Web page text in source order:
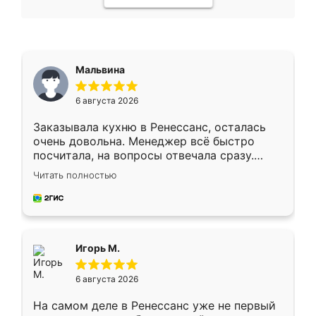
Мальвина
6 августа 2026
Заказывала кухню в Ренессанс, осталась
очень довольна. Менеджер всё быстро
посчитала, на вопросы отвечала сразу.
Замерщик приехал в субботу, подошёл к
делу со всей ответственностью. Собрали
за день, ребята работали аккуратно, даже
Читать полностью
Игорь М.
6 августа 2026
На самом деле в Ренессанс уже не первый